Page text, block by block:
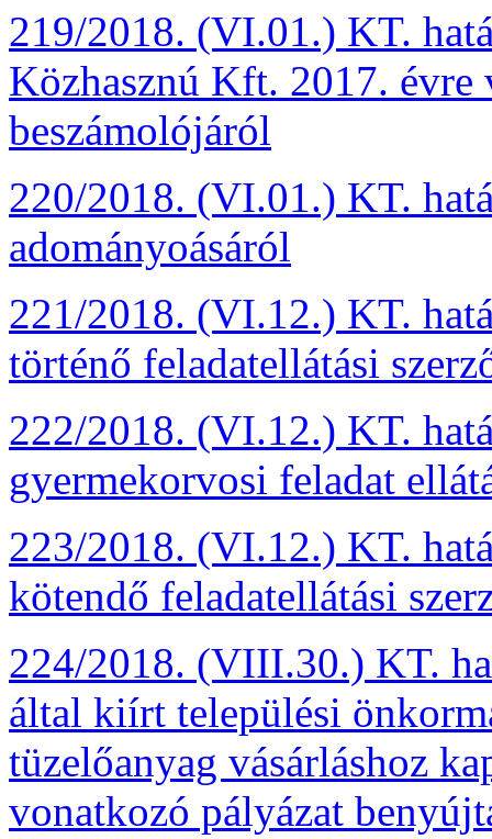
219/2018. (VI.01.) KT.
Közhasznú Kft. 2017. évre
beszámolójáról
220/2018. (VI.01.) KT.
adományoásáról
221/2018. (VI.12.) KT.
történő feladatellátási
222/2018. (VI.12.) KT.
gyermekorvosi feladat
223/2018. (VI.12.) KT.
kötendő feladatellátási
224/2018. (VIII.30.) KT.
által kiírt települési
tüzelőanyag vásárláshoz
vonatkozó pályázat